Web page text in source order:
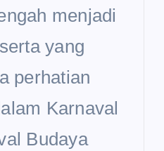
menjadi
yang
perhatian
Karnaval
Budaya